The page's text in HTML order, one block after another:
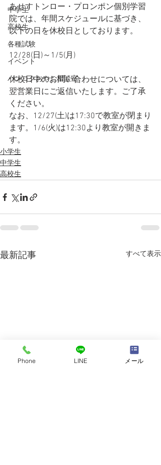
中学生
高校生
各種試験
イベント
バンコクおやこ相談室
あせすトンロー・プロンポン個別学習
院では、年間スケジュールに基づき、
以下の日を休校日としております。
12/28(日)～1/5(月)
休校日中のお問い合わせについては、
翌営業日にご返信いたします。ご了承
ください。
なお、12/27(土)は17:30で教室が閉まり
ます。1/6(火)は12:30より教室が開きま
す。
小学生
中学生
高校生
最新記事 すべて表示
Phone LINE メール